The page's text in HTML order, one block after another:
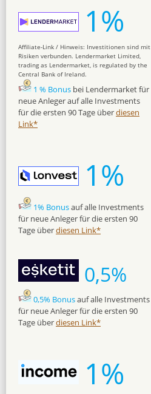
1%
Affiliate-Link / Hinweis: Investitionen sind mit
Risiken verbunden. Lendermarket Limited,
trading as Lendermarket, is regulated by the
Central Bank of Ireland.
1 % Bonus bei Lendermarket für
neue Anleger auf alle Investments
für die ersten 90 Tage überdiesen
Link*
1%
1% Bonusauf alle Investments
für neue Anleger für die ersten 90
Tage überdiesen Link*
0,5%
0,5% Bonusauf alle Investments
für neue Anleger für die ersten 90
Tage überdiesen Link*
1%